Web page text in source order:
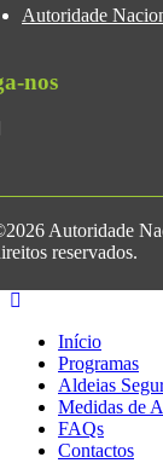
Autoridade
nos
Autoridade
reservados.
Início
Programas
Aldeias
Medidas de
FAQs
Contactos